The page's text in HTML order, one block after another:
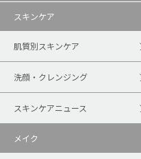
スキンケア
肌質別スキンケア
洗顔・クレンジング
スキンケアニュース
メイク